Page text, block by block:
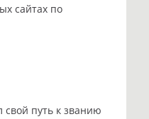
сайтах по
путь к званию